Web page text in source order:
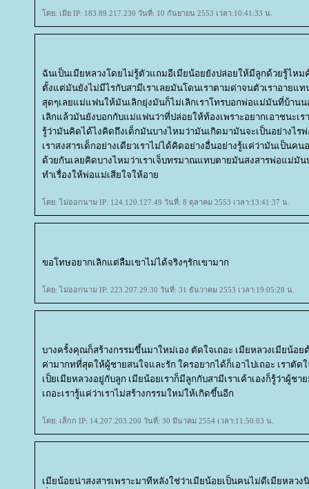
ดย: เมีย IP: 183.89.217.230 วันที่: 10 กันยายน 2553 เวลา:10:41:33 น.
ฉันเป็นเมียหลวงโดยไม่รู้ตัวแถมอีเมียน้อยยังปล่อยให้มีลูกด้วยรู้ไหม
ตั้งแต่มันยังไม่มีไรกับสามีเราเลยมันโดนเราตามด่าจนตัวเราอายแ
สุดๆเลยแม่แฟนให้มันเลิกยุ่งมันก็ไม่เลิกเราโทรบอกพ่อแม่มันที่บ้าน
เลิกแล้วมันยังบอกกับแม่แฟนว่าที่ปล่อยให้ท้องเพราะอยากเอาชนะเ
รู้ว่ามันคิดได้ไงคิดถึงเด็กมันบางไหมว่ามันเกิดมามันจะเป็นอย่างไ
เราสงสารเด็กอย่างเดียวเราไม่ได้คิดอย่างอื่นอย่างรู้แค่ว่ามันเป็นค
ด้วยกันเลยคิดบางไหมว่าเราเจ็บทรมาณแทบตายมันสงสารพ่อแม่มัน
ทำเรื่องให้พ่อแม่เสียใจให้อา
ดย: ไม่ออกนาม IP: 124.120.127.49 วันที่: 8 ตุลาคม 2553 เวลา:13:41:37 น.
ขอโทษอยากเลิกแต่ลืมเขาไม่ได้จริงๆรักเขามาก
ดย: ไม่ออกนาม IP: 223.207.29.30 วันที่: 31 ธันวาคม 2553 เวลา:19:05:28 น.
บางครั้งคุณก็สร้างกรรมขึ้นมาใหม่เอง ตัดใจเถอะ เมียหลวงเมียน้อย
ค่ามากทที่สุดให้ผู้ชายสนใจและรัก ใครอยากได้ก็เอาไปเถอะ เราตัด
เป็ยเมียหลวงอยู่กับลูก เมียน้อยเราก็มีลูกกับสามีเราเค้าเองก็รู้ว่าผู้ช
เถอะเรารู้แค่ว่าเราไม่สร้างกรรมใหม่ให้เกิดขึ้นอีก
ดย: เล็กก IP: 14.207.203.200 วันที่: 30 มีนาคม 2554 เวลา:11:50:03 น.
เมียน้อยน่าสงสารเพราะมาทีหลังใช่ว่าเมียน้อยเป็นคนไม่ดีเมียหลว